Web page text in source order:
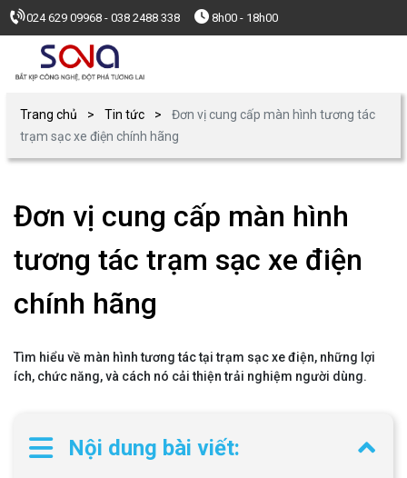
024 629 09968 - 038 2488 338 8h00 - 18h00
Trang chủ Tin tức
Đơn vị cung cấp màn hình tương tác
trạm sạc xe điện chính hãng
Đơn vị cung cấp màn hình
tương tác trạm sạc xe điện
chính hãng
Tìm hiểu về màn hình tương tác tại trạm sạc xe điện, những lợi
ích, chức năng, và cách nó cải thiện trải nghiệm người dùng.
Nội dung bài viết: